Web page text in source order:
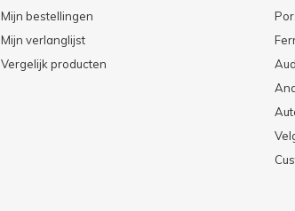
Mijn bestellingen
Mijn verlanglijst
Vergelijk producten